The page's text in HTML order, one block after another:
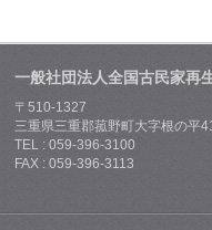
一般社団法人全国古民家再
〒510-1327
三重県三重郡菰野町大字根の平
TEL : 059-396-3100
FAX : 059-396-3113